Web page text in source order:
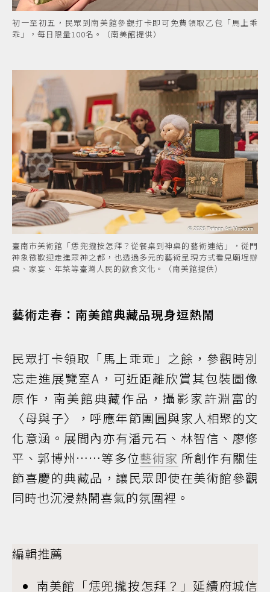
初一至初五，民眾到南美館參觀打卡即可免費領取乙包「馬上乖
乖」，每日限量100名。（南美館提供）
臺南市美術館「恁兜攏按怎拜？從餐桌到神桌的藝術連結」，從門
神象徵歡迎走進眾神之都，也透過多元的藝術呈現方式看見廟埕辦
桌、家宴、年菜等臺灣人民的飲食文化。（南美館提供）
藝術走春：南美館典藏品現身逗熱鬧
民眾打卡領取「馬上乖乖」之餘，參觀時別
忘走進展覽室A，可近距離欣賞其包裝圖像
原作，南美館典藏作品，攝影家許淵富的
〈母與子〉，呼應年節團圓與家人相聚的文
化意涵。展間內亦有潘元石、林智信、廖修
平、郭博州……等多位藝術家 所創作有關佳
節喜慶的典藏品，讓民眾即使在美術館參觀
同時也沉浸熱鬧喜氣的氛圍裡。
編輯推薦
南美館「恁兜攏按怎拜？」延續府城信